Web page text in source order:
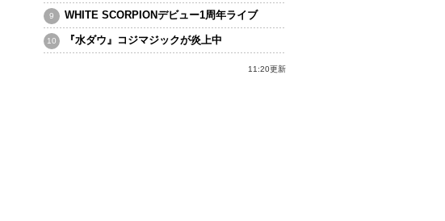
WHITE SCORPIONデビュー1周年ライブ
『水ダウ』コジマジックが炎上中
11:20更新